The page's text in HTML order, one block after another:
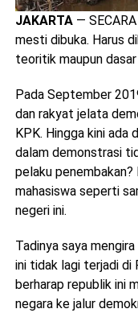
JAKARTA —
mesti dibuka. Harus
teoritik maupun
Pada September
dan rakyat jelata
KPK. Hingga kini ada
dalam demonstrasi
pelaku penembakan?
mahasiswa seperti
negeri ini.
Tadinya saya
ini tidak lagi terjadi di
berharap republik ini
negara ke jalur